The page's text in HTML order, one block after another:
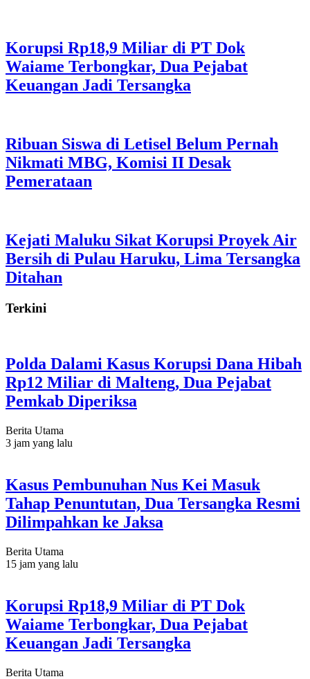
Korupsi Rp18,9 Miliar di PT Dok
Waiame Terbongkar, Dua Pejabat
Keuangan Jadi Tersangka
Ribuan Siswa di Letisel Belum Pernah
Nikmati MBG, Komisi II Desak
Pemerataan
Kejati Maluku Sikat Korupsi Proyek Air
Bersih di Pulau Haruku, Lima Tersangka
Ditahan
Terkini
Polda Dalami Kasus Korupsi Dana Hibah
Rp12 Miliar di Malteng, Dua Pejabat
Pemkab Diperiksa
Berita Utama
3 jam yang lalu
Kasus Pembunuhan Nus Kei Masuk
Tahap Penuntutan, Dua Tersangka Resmi
Dilimpahkan ke Jaksa
Berita Utama
15 jam yang lalu
Korupsi Rp18,9 Miliar di PT Dok
Waiame Terbongkar, Dua Pejabat
Keuangan Jadi Tersangka
Berita Utama